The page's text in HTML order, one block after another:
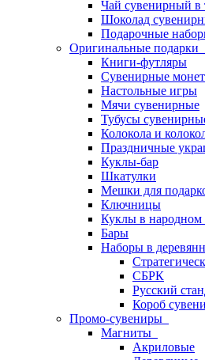
Чай сувенирный в
Шоколад
Подарочные
Оригинальные подарки
Книги-футляры
Сувенирные
Настольные игры
Мячи сувенирные
Тубусы
Колокола и
Праздничные
Куклы-бар
Шкатулки
Мешки для
Ключницы
Куклы в народном
Бары
Наборы в
СБРК
Русский
Короб
Промо-сувениры
Магниты
Акриловые